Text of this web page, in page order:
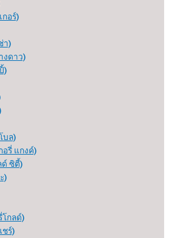
กอร์​)
า)
งดาว)
)
บล)
อรี่ แกงค์)
ด์ ซิตี้)
)
โกลด์)
ชร์)